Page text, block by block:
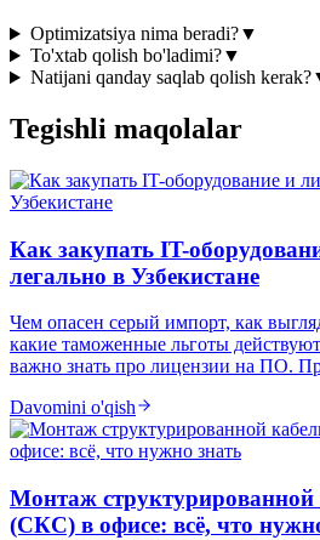
Optimizatsiya nima beradi?▼
To'xtab qolish bo'ladimi?▼
Natijani qanday saqlab qolish kerak?
Tegishli maqolalar
Как закупать IT-
легально в Узбекистане
Чем опасен серый импорт, как
какие таможенные льготы
важно знать про лицензии на ПО.
Davomini o'qish
Монтаж структурированной
(СКС) в офисе: всё, что